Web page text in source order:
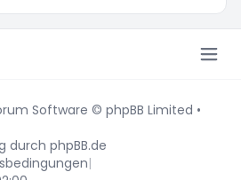
Software © phpBB Limited •
durch phpBB.de
|